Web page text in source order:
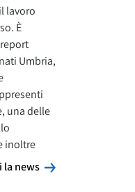
lavoro
È
Umbria,
una delle
inoltre
la news
Leggi la news